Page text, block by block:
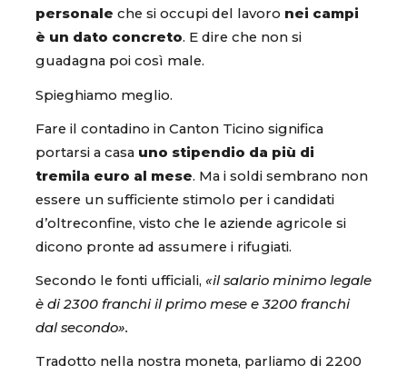
personale che si occupi del lavoro nei campi
è un dato concreto. E dire che non si
guadagna poi così male.
Spieghiamo meglio.
Fare il contadino in Canton Ticino significa
portarsi a casa uno stipendio da più di
tremila euro al mese. Ma i soldi sembrano non
essere un sufficiente stimolo per i candidati
d’oltreconfine, visto che le aziende agricole si
dicono pronte ad assumere i rifugiati.
Secondo le fonti ufficiali, «il salario minimo legale
è di 2300 franchi il primo mese e 3200 franchi
dal secondo».
Tradotto nella nostra moneta, parliamo di 2200